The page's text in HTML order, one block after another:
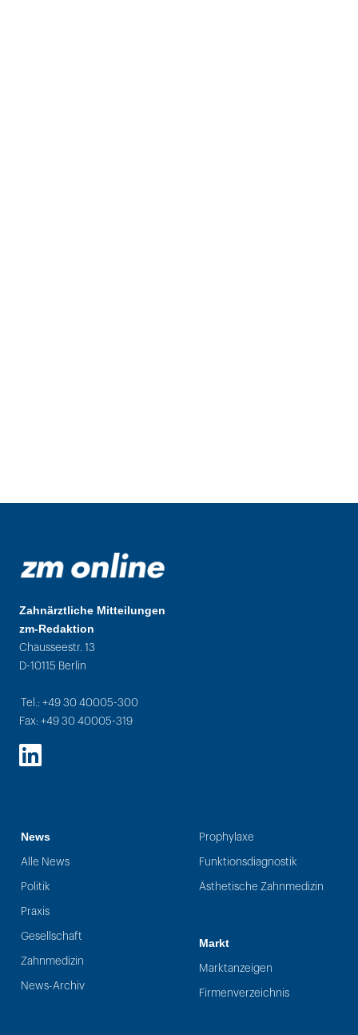
Zahnärztliche Mitteilungen
zm-Redaktion
Chausseestr. 13
D-10115 Berlin
Tel.: +49 30 40005-300
Fax: +49 30 40005-319
LinkedIn
News
Alle News
Politik
Praxis
Gesellschaft
Zahnmedizin
News-Archiv
Prophylaxe
Funktionsdiagnostik
Ästhetische Zahnmedizin
Markt
Marktanzeigen
Firmenverzeichnis